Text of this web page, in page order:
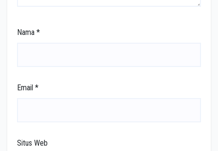
Nama *
Email *
Situs Web